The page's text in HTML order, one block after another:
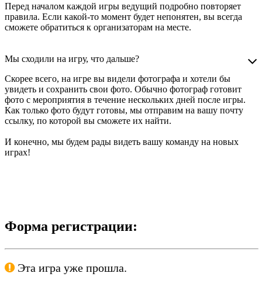
Перед началом каждой игры ведущий подробно повторяет
правила. Если какой-то момент будет непонятен, вы всегда
сможете обратиться к организаторам на месте.
Мы сходили на игру, что дальше?
Скорее всего, на игре вы видели фотографа и хотели бы
увидеть и сохранить свои фото. Обычно фотограф готовит
фото с мероприятия в течение нескольких дней после игры.
Как только фото будут готовы, мы отправим на вашу почту
ссылку, по которой вы сможете их найти.
И конечно, мы будем рады видеть вашу команду на новых
играх!
Форма регистрации:
Эта игра уже прошла.